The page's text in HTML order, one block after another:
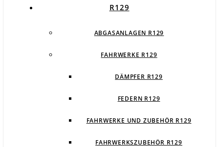
R129
ABGASANLAGEN R129
FAHRWERKE R129
DÄMPFER R129
FEDERN R129
FAHRWERKE UND ZUBEHÖR R129
FAHRWERKSZUBEHÖR R129